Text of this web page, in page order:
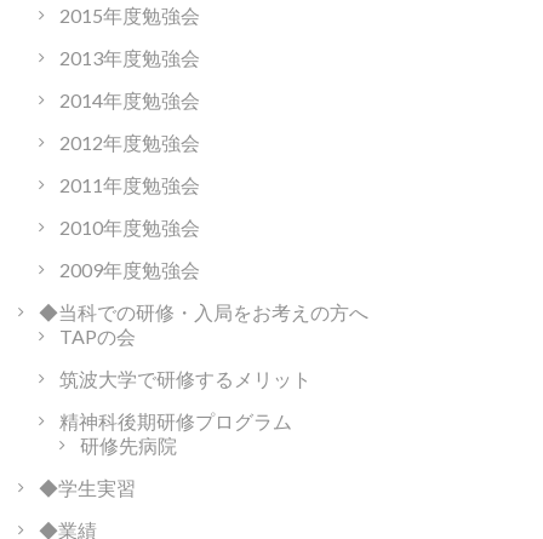
2015年度勉強会
2013年度勉強会
2014年度勉強会
2012年度勉強会
2011年度勉強会
2010年度勉強会
2009年度勉強会
◆当科での研修・入局をお考えの方へ
TAPの会
筑波大学で研修するメリット
精神科後期研修プログラム
研修先病院
◆学生実習
◆業績